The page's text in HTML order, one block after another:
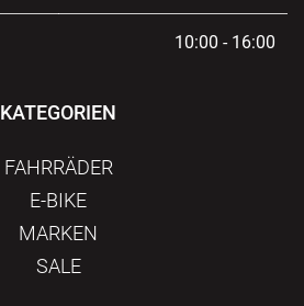
10:00 - 16:00
KATEGORIEN
FAHRRÄDER
E-BIKE
MARKEN
SALE